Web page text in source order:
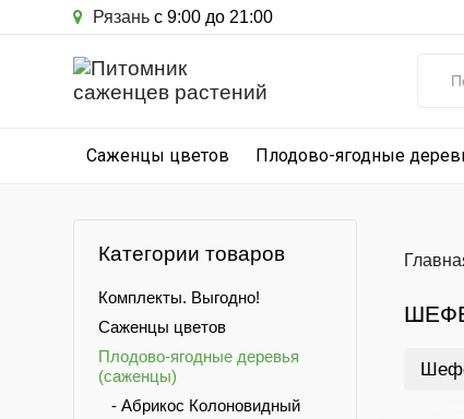
Рязань с 9:00 до 21:00
Саженцы цветов Плодово-ягодные
Категории товаров
Комплекты. Выгодно!
Саженцы цветов
Плодово-ягодные деревья
(саженцы)
- Абрикос Колоновидный